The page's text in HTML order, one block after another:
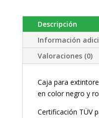
Descripción
Información
Valoraciones (0)
Caja para
en color negro y
Certificación TÜV